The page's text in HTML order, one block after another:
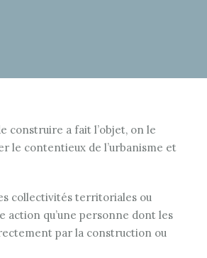
construire a fait l’objet, on le
le contentieux de l’urbanisme et
collectivités territoriales ou
action qu’une personne dont les
par la construction ou